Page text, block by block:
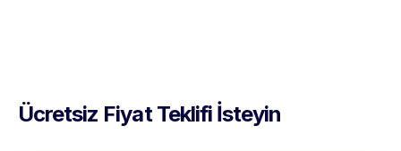
Ücretsiz Fiyat Teklifi İsteyin